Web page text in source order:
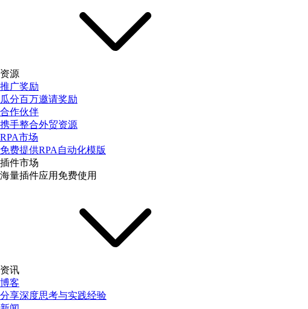
资源
推广奖励
瓜分百万邀请奖励
合作伙伴
携手整合外贸资源
RPA市场
免费提供RPA自动化模版
插件市场
海量插件应用免费使用
资讯
博客
分享深度思考与实践经验